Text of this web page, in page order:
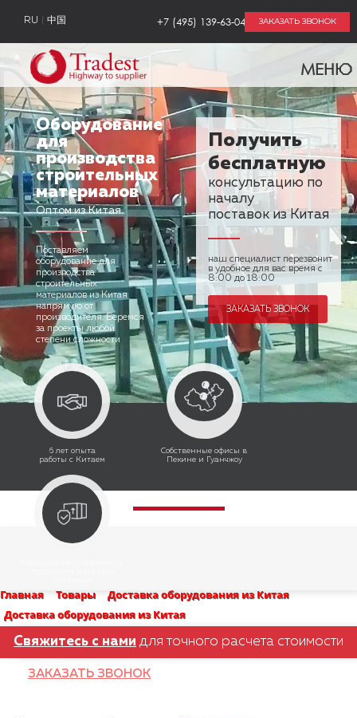
МЕНЮ
RU 中国 ЗАКАЗАТЬ ЗВОНОК
+7 (495) 139-63-04
Оборудование
для
производства
строительных
материалов
Оптом из Китая
Поставляем
оборудование для
производства
строительных
материаловиз Китая
напрямую от
производителя. Беремся
за проекты любой
степени сложности
Получить
бесплатную
консультацию по
началу
поставок из Китая
наш специалист перезвонит
в удобное для вас времяс
8:00 до 18:00
ЗАКАЗАТЬ ЗВОНОК
6 лет опыта
работы с Китаем
Собственные офисы в
Пекине и Гуанчжоу
Главная Товары
Доставка оборудования из Китая
Доставка оборудования из Китая
Свяжитесь с нами для точного расчета стоимости
поставки
ЗАКАЗАТЬ ЗВОНОК